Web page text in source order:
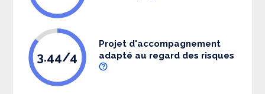
3.44/4
Projet d'accompagnement
adapté au regard des risques